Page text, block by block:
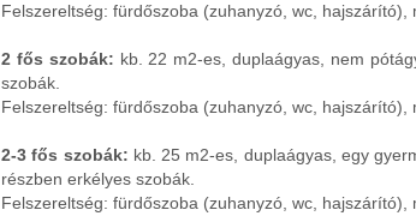
Felszereltség: fürdőszoba (zuhanyzó, wc, hajszárító),
2 fős szobák: kb. 22 m2-es, duplaágyas, nem
szobák.
Felszereltség: fürdőszoba (zuhanyzó, wc, hajszárító),
2-3 fős szobák: kb. 25 m2-es, duplaágyas, egy
részben erkélyes szobák.
Felszereltség: fürdőszoba (zuhanyzó, wc, hajszárító),